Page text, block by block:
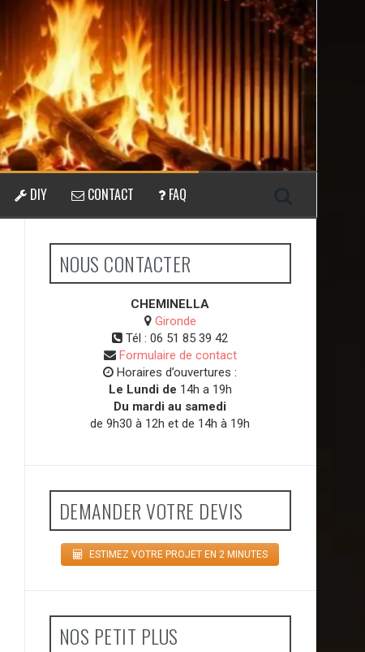
DIY CONTACT FAQ
NOUS CONTACTER
CHEMINELLA
Gironde
Tél : 06 51 85 39 42
Formulaire de contact
Horaires d’ouvertures :
Le Lundi de 14h a 19h
Du mardi au samedi
de 9h30 à 12h et de 14h à 19h
DEMANDER VOTRE DEVIS
ESTIMEZ VOTRE PROJET EN 2 MINUTES
NOS PETIT PLUS